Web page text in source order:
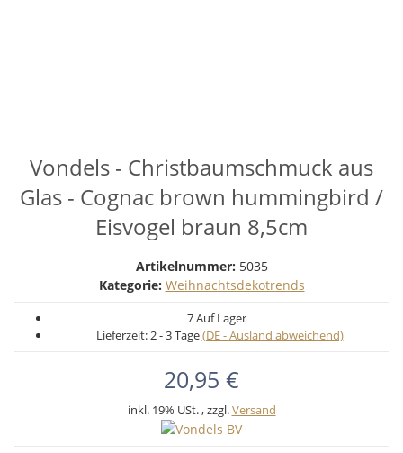
Vondels - Christbaumschmuck aus
Glas - Cognac brown hummingbird /
Eisvogel braun 8,5cm
Artikelnummer: 5035
Kategorie: Weihnachtsdekotrends
7 Auf Lager
Lieferzeit:2 - 3 Tage(DE - Ausland abweichend)
20,95 €
inkl. 19% USt. , zzgl.Versand